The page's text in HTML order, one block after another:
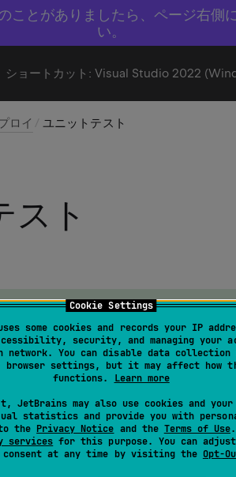
Cookie Settings
some cookies and records your IP
security, and managing your
network. You can disable data collection
browser settings, but it may affect how
functions. Learn more
JetBrains may also use cookies and
statistics and provide you with
the Privacy Notice and the Terms of Use
services for this purpose. You can
consent at any time by visiting the Opt-
とがありましたら、ページ右側
い。
ショートカット: Visual Studio 2022
ロイ ユニットテスト
スト
ニットテストランナーでは、同じ ID の
せん。 これは実際にはまれにしか起こ
らは ユニットテストウィンドウ で 1 つ
行されます。
クはさまざまな方法でテストを識別する
メソッド FQN を使用しますが、NUnit
用します。